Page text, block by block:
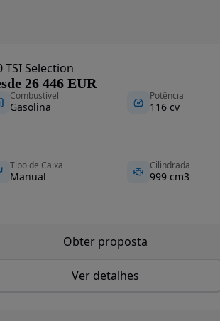
TSI Selection
26 446 EUR
Combustível
Gasolina
Potência
116 cv
Tipo de Caixa
Manual
Cilindrada
999 cm3
Obter proposta
Ver detalhes